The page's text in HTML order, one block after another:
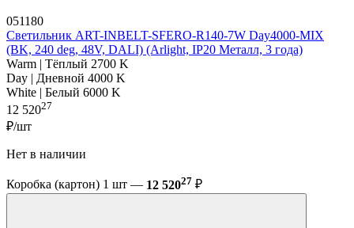
051180
Светильник ART-INBELT-SFERO-R140-7W Day4000-MIX
(BK, 240 deg, 48V, DALI) (Arlight, IP20 Металл, 3 года)
Warm | Тёплый 2700 K
Day | Дневной 4000 K
White | Белый 6000 K
12 52027
₽/шт
Нет в наличии
Коробка (картон) 1 шт — 12 52027 ₽